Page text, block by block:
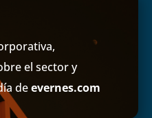
el sector y
deevernes.com